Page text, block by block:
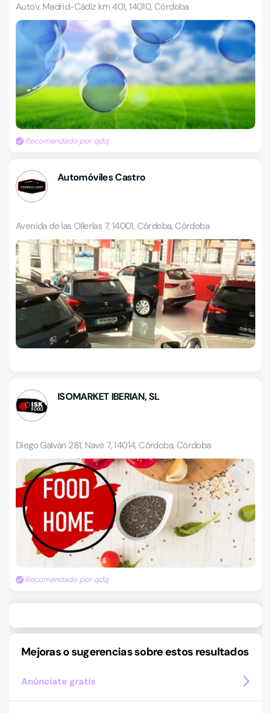
Autov. Madrid-Cádiz km 401, 14010, Córdoba
Recomendado por qdq
Automóviles Castro
Avenida de las Ollerías 7, 14001, Córdoba, Córdoba
ISOMARKET IBERIAN, SL
Diego Galván 281, Nave 7, 14014, Córdoba, Córdoba
Recomendado por qdq
Mejoras o sugerencias sobre estos resultados
Anúnciate gratis